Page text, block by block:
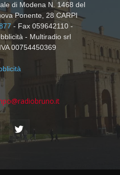
di Modena N. 1468 del
Ponente, 28 CARPI
- Fax 059642110 -
- Multiradio srl
00754450369